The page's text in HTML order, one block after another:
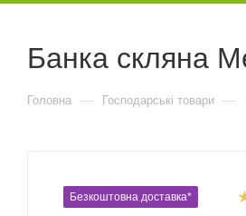
Банка скляна
Головна — Господарські товари —
Безкоштовна доставка*